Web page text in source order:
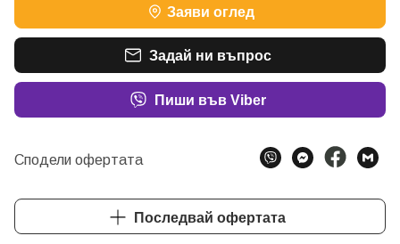
Заяви оглед
Задай ни въпрос
Пиши във Viber
Сподели офертата
Последвай офертата